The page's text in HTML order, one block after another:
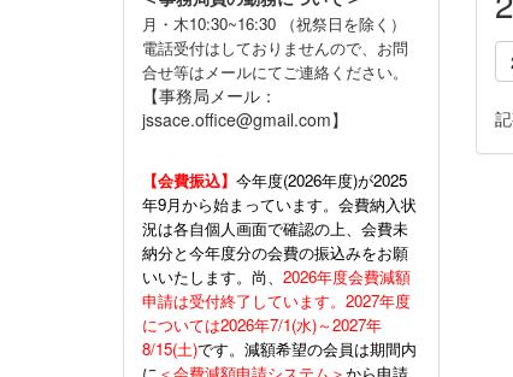
月・木10:30~16:30 （祝祭日を除く）
電話受付はしておりませんので、お問
合せ等はメールにてご連絡ください。
【事務局メール：
jssace.office@gmail.com】
【会費振込】 今年度(2026年度)が2025
年9月から始まっています。会費納入状
況は各自個人画面で確認の上、会費未
納分と今年度分の会費の振込みをお願
いいたします。尚、 2026年度会費減額
申請は受付終了しています。2027年度
については2026年7/1(水)～2027年
8/15(土)です。減額希望の会員は期間内